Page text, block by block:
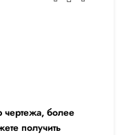
чертежа, более
получить